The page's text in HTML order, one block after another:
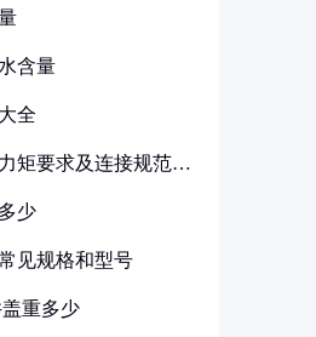
含量
全
矩要求及连接规范详
少
见规格和型号
重多少